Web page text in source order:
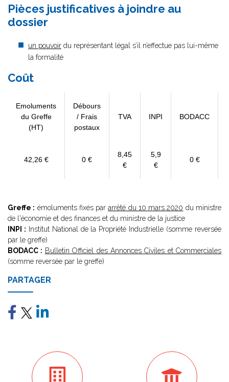
Pièces justificatives à joindre au
dossier
un pouvoir du représentant légal s’il n’effectue pas lui-même
la formalité
Coût
Emoluments
du Greffe
(HT)
Débours
/ Frais
postaux
TVA INPI BODACC
42,26 € 0 €
8,45
€
5,9
€
0 €
Greffe : émoluments fixés pararrêté du 10 mars 2020 du ministre
de l'économie et des finances et du ministre de la justice
INPI : Institut National de la Propriété Industrielle (somme reversée
par le greffe)
BODACC : Bulletin Officiel des Annonces Civiles et Commerciales
(somme reversée par le greffe)
PARTAGER